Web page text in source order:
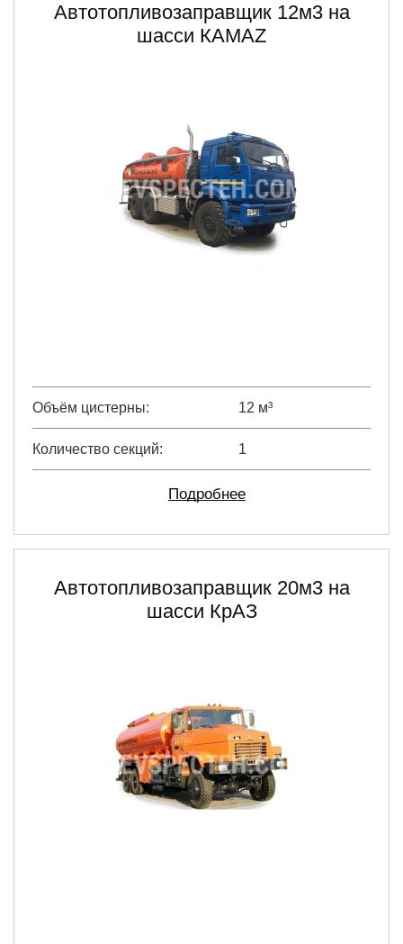
Автотопливозаправщик 12м3 на
шасси КАМАZ
Объём цистерны 12 м³
Количество секций 1
Подробнее
Автотопливозаправщик 20м3 на
шасси КрАЗ